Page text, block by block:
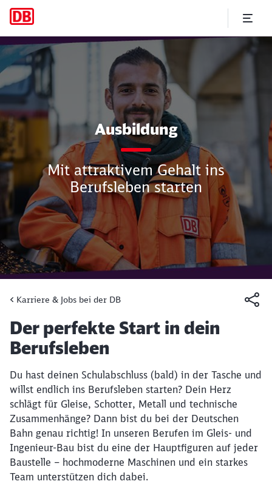
Der perfekte Start in dein
Ausbildung
Mit attraktivem Gehalt ins
Berufsleben starten
Karriere & Jobs bei der DB
Artikel:
Der perfekte Start in dein
Berufsleben
Du hast deinen Schulabschluss (bald) in der Tasche und
willst endlich ins Berufsleben starten? Dein Herz
schlägt für Gleise, Schotter, Metall und technische
Zusammenhänge? Dann bist du bei der Deutschen
Bahn genau richtig! In unseren Berufen im Gleis- und
Ingenieur-Bau bist du eine der Hauptfiguren auf jeder
Baustelle – hochmoderne Maschinen und ein starkes
Team unterstützen dich dabei.